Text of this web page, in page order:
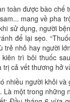
toàn được bào
mang về pha
sử dụng, người
để lại sẹo.
trẻ nhỏ hay người
trì bôi thuốc
cả vết thương hở
nhiều người khỏi
một trong